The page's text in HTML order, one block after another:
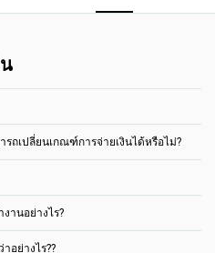
นมัติทุกๆ 2 ชั่วโมง ซึ่งในการรับเงิน
หนดไว้ สำหรับเหรียญส่วนใหญ่ คุณ
บัญชี"
ดิจิทัลที่กำหนด สามารถจ่ายไปยังที่อยู่
รถเปลี่ยนเกณฑ์การจ่ายเงินได้หรือไม่?
กของกลุ่มเหรียญทุกเหรียญ
Classic มีการจ่ายเงินขั้นต่ำ
มากพอ และรู้ว่า Solo ทำงาน
งานอย่างไร?
อย่างไร??